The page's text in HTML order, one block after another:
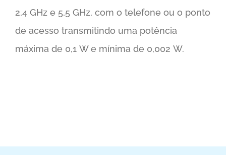
2,4 GHz e 5,5 GHz, com o telefone ou o ponto
de acesso transmitindo uma potência
máxima de 0,1 W e mínima de 0,002 W.